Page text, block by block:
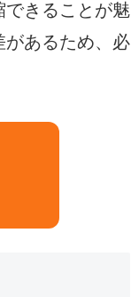
できることが魅
があるため、必